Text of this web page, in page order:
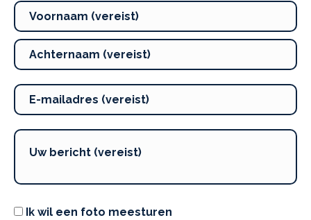
Ik wil een foto meesturen